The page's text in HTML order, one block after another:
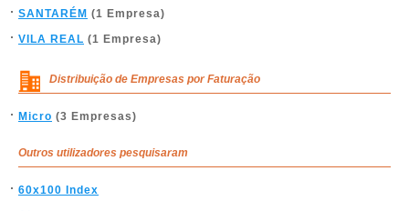
SANTARÉM (1 Empresa)
VILA REAL (1 Empresa)
Distribuição de Empresas por Faturação
Micro (3 Empresas)
Outros utilizadores pesquisaram
60x100 Index